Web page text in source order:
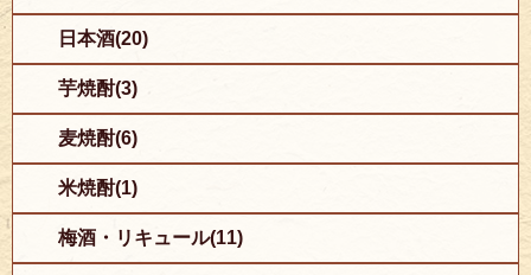
日本酒(20)
芋焼酎(3)
麦焼酎(6)
米焼酎(1)
梅酒・リキュール(11)